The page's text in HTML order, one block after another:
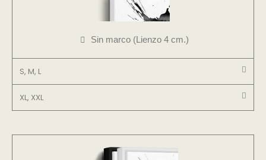
Sin marco (Lienzo 4 cm.)
S, M, L
XL, XXL